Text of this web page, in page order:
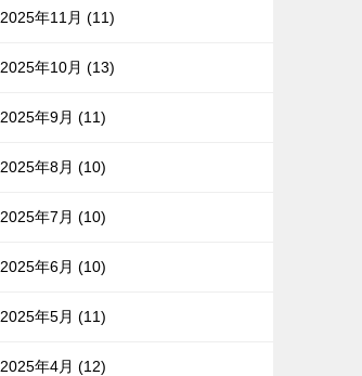
2025年11月 (11)
2025年10月 (13)
2025年9月 (11)
2025年8月 (10)
2025年7月 (10)
2025年6月 (10)
2025年5月 (11)
2025年4月 (12)